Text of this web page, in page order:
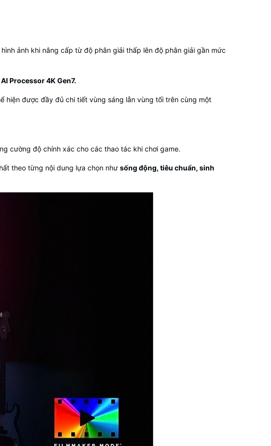
ảnh khi nâng cấp từ độ phân giải thấp lên độ phân giải gần mức
Processor 4K Gen7.
hiện được đầy đủ chi tiết vùng sáng lẫn vùng tối trên cùng một
cường độ chính xác cho các thao tác khi chơi game.
theo từng nội dung lựa chọn như sống động, tiêu chuẩn, sinh